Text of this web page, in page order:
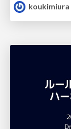
koukimiura